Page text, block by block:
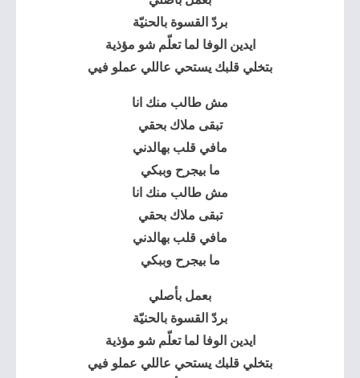
بردّ القسوة بالحنيّة
ايدين الوفا لما تعلّم شو مؤذية
بتخلي قلبك يستحي عاللي عملو فيي
مش طالب منك انا
تبقى ملاك بحقي
مافي قلب بهالدني
ما بيجرح وببكي
مش طالب منك انا
تبقى ملاك بحقي
مافي قلب بهالدني
ما بيجرح وببكي
بعمل بأصلي
بردّ القسوة بالحنيّة
ايدين الوفا لما تعلّم شو مؤذية
بتخلي قلبك يستحي عاللي عملو فيي